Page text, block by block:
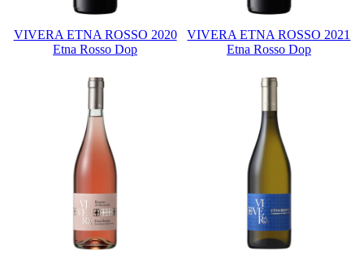
VIVERA ETNA ROSSO 2020
Etna Rosso Dop
VIVERA ETNA ROSSO 2021
Etna Rosso Dop